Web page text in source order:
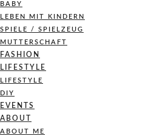
BABY
LEBEN MIT KINDERN
SPIELE / SPIELZEUG
MUTTERSCHAFT
FASHION
LIFESTYLE
LIFESTYLE
DIY
EVENTS
ABOUT
ABOUT ME